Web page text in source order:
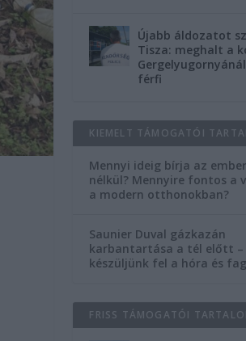
Újabb áldozatot
Tisza: meghalt a
férfi
KIEMELT TÁMOGATÓI
Mennyi ideig bírja az
nélkül? Mennyire fontos a
a modern otthonokban?
Saunier Duval gázkazán
karbantartása a tél előtt –
készüljünk fel a hóra és
FRISS TÁMOGATÓI